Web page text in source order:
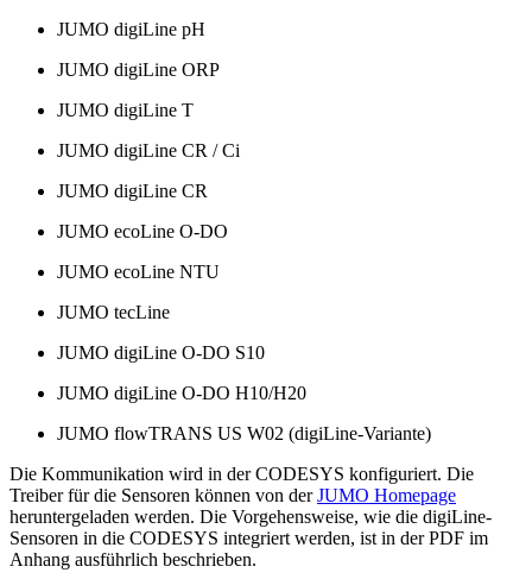
JUMO digiLine pH
JUMO digiLine ORP
JUMO digiLine T
JUMO digiLine CR / Ci
JUMO digiLine CR
JUMO ecoLine O-DO
JUMO ecoLine NTU
JUMO tecLine
JUMO digiLine O-DO S10
JUMO digiLine O-DO H10/H20
JUMO flowTRANS US W02 (digiLine-Variante)
Die Kommunikation wird in der CODESYS konfiguriert. Die
Treiber für die Sensoren können von derJUMO Homepage
heruntergeladen werden. Die Vorgehensweise, wie die digiLine-
Sensoren in die CODESYS integriert werden, ist in der PDF im
Anhang ausführlich beschrieben.